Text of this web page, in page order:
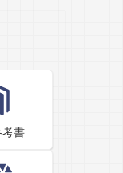
考書